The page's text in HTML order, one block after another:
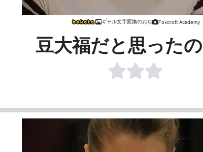
ギャル文字変換のおぢ Foxcroft Academy
豆大福だと思った